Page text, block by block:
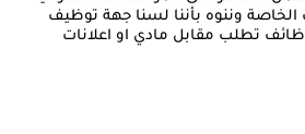
وننوه بأننا لسنا جهة توظيف
تطلب مقابل مادي او اعلانات